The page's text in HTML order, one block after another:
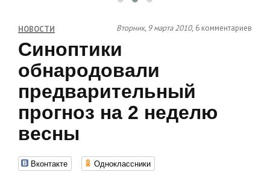
НОВОСТИ Вторник, 9 марта 2010, 6 комментариев
Синоптики
обнародовали
предварительный
прогноз на 2 неделю
весны
Вконтакте Одноклассники